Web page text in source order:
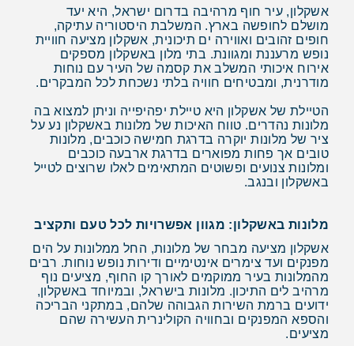
אשקלון, עיר חוף מרהיבה בדרום ישראל, היא יעד
מושלם לחופשה בארץ. המשלבת היסטוריה עתיקה,
חופים זהובים ואווירה ים תיכונית, אשקלון מציעה חוויית
נופש מרעננת ומגוונת. בתי מלון באשקלון מספקים
אירוח איכותי המשלב את קסמה של העיר עם נוחות
מודרנית, ומבטיחים חוויה בלתי נשכחת לכל המבקרים.
הטיילת של אשקלון היא טיילת יפהיפייה וניתן למצוא בה
מלונות נהדרים. טווח האיכות של מלונות באשקלון נע על
ציר של מלונות יוקרה בדרגת חמישה כוכבים, מלונות
טובים אך פחות מפוארים בדרגת ארבעה כוכבים
ומלונות צנועים ופשוטים המתאימים לאלו שרוצים לטייל
באשקלון ובנגב.
מלונות באשקלון: מגוון אפשרויות לכל טעם ותקציב
אשקלון מציעה מבחר של מלונות, החל ממלונות על הים
מפנקים ועד צימרים אינטימיים ודירות נופש נוחות. רבים
מהמלונות בעיר ממוקמים לאורך קו החוף, מציעים נוף
מרהיב לים התיכון. מלונות בישראל, ובמיוחד באשקלון,
ידועים ברמת השירות הגבוהה שלהם, במתקני הבריכה
והספא המפנקים ובחוויה הקולינרית העשירה שהם
מציעים.